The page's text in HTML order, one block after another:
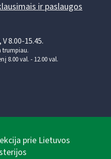
ir paslaugos
8.00-15.45.
trumpiau.
8.00 val. - 12.00 val.
prie Lietuvos